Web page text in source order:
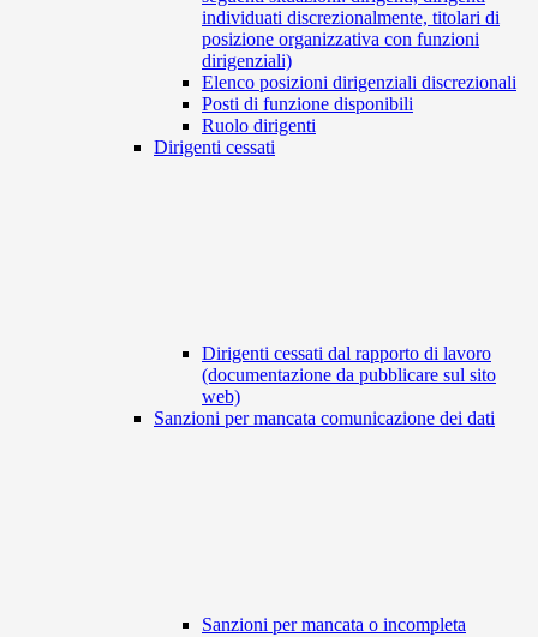
individuati discrezionalmente, titolari di
posizione organizzativa con funzioni
dirigenziali)
Elenco posizioni dirigenziali discrezionali
Posti di funzione disponibili
Ruolo dirigenti
Dirigenti cessati
Dirigenti cessati dal rapporto di lavoro
(documentazione da pubblicare sul sito
web)
Sanzioni per mancata comunicazione dei dati
Sanzioni per mancata o incompleta